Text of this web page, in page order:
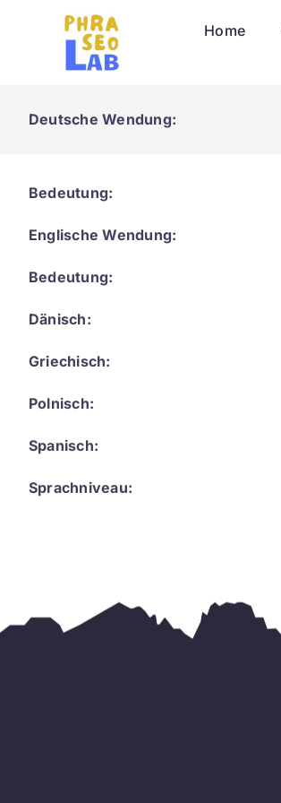
Home
Deutsche Wendung:
Bedeutung:
Englische Wendung:
Bedeutung:
Dänisch:
Griechisch:
Polnisch:
Spanisch:
Sprachniveau: